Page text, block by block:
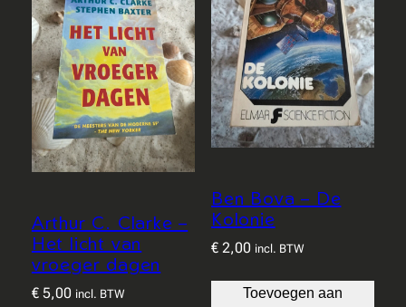
Arthur C. Clarke –
Het licht van
vroeger dagen
€5,00 incl. BTW
Ben Bova – De
Kolonie
€ 2,00 incl. BTW
Toevoegen aan